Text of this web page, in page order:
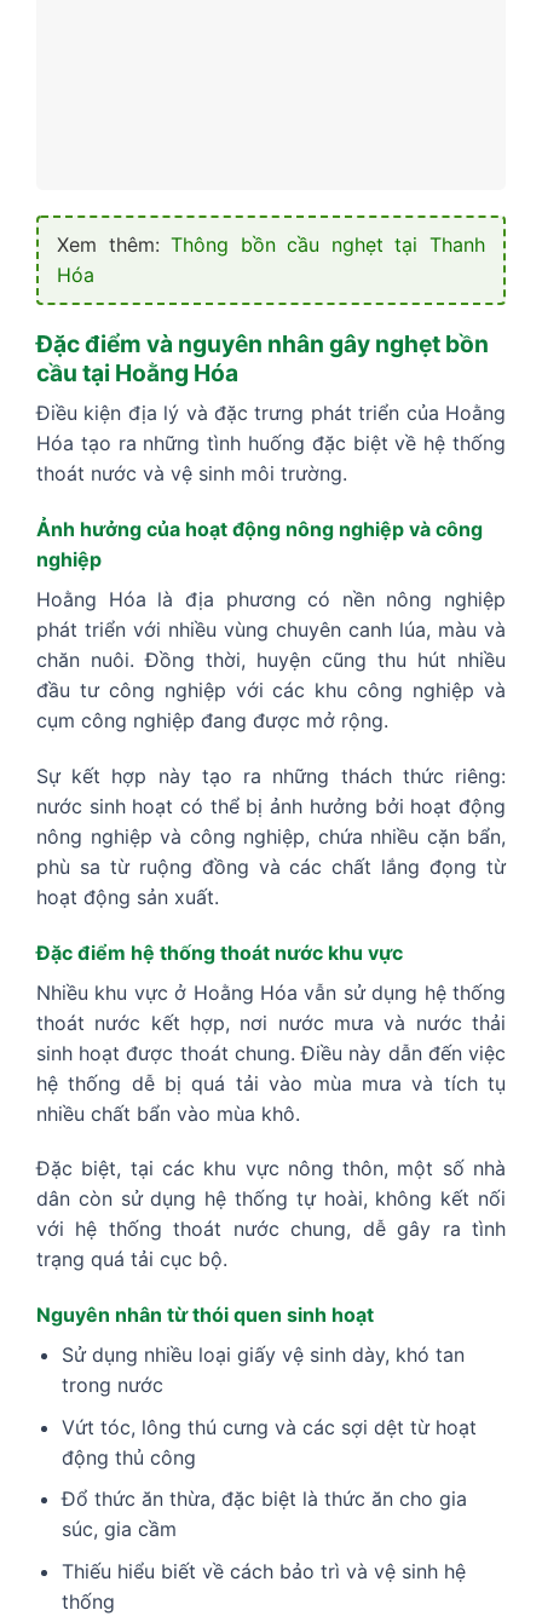
Xem thêm:Thông bồn cầu nghẹt tại Thanh
Hóa
Đặc điểm và nguyên nhân gây nghẹt bồn
cầu tại Hoằng Hóa
Điều kiện địa lý và đặc trưng phát triển của Hoằng
Hóa tạo ra những tình huống đặc biệt về hệ thống
thoát nước và vệ sinh môi trường.
Ảnh hưởng của hoạt động nông nghiệp và công
nghiệp
Hoằng Hóa là địa phương có nền nông nghiệp
phát triển với nhiều vùng chuyên canh lúa, màu và
chăn nuôi. Đồng thời, huyện cũng thu hút nhiều
đầu tư công nghiệp với các khu công nghiệp và
cụm công nghiệp đang được mở rộng.
Sự kết hợp này tạo ra những thách thức riêng:
nước sinh hoạt có thể bị ảnh hưởng bởi hoạt động
nông nghiệp và công nghiệp, chứa nhiều cặn bẩn,
phù sa từ ruộng đồng và các chất lắng đọng từ
hoạt động sản xuất.
Đặc điểm hệ thống thoát nước khu vực
Nhiều khu vực ở Hoằng Hóa vẫn sử dụng hệ thống
thoát nước kết hợp, nơi nước mưa và nước thải
sinh hoạt được thoát chung. Điều này dẫn đến việc
hệ thống dễ bị quá tải vào mùa mưa và tích tụ
nhiều chất bẩn vào mùa khô.
Đặc biệt, tại các khu vực nông thôn, một số nhà
dân còn sử dụng hệ thống tự hoài, không kết nối
với hệ thống thoát nước chung, dễ gây ra tình
trạng quá tải cục bộ.
Nguyên nhân từ thói quen sinh hoạt
Sử dụng nhiều loại giấy vệ sinh dày, khó tan
trong nước
Vứt tóc, lông thú cưng và các sợi dệt từ hoạt
động thủ công
Đổ thức ăn thừa, đặc biệt là thức ăn cho gia
súc, gia cầm
Thiếu hiểu biết về cách bảo trì và vệ sinh hệ
thống